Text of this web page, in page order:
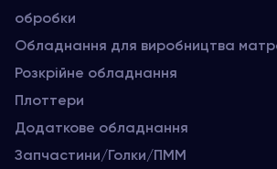
обробки
Обладнання для виробництва
Розкрійне обладнання
Плоттери
Додаткове обладнання
Запчастини/Голки/ПММ